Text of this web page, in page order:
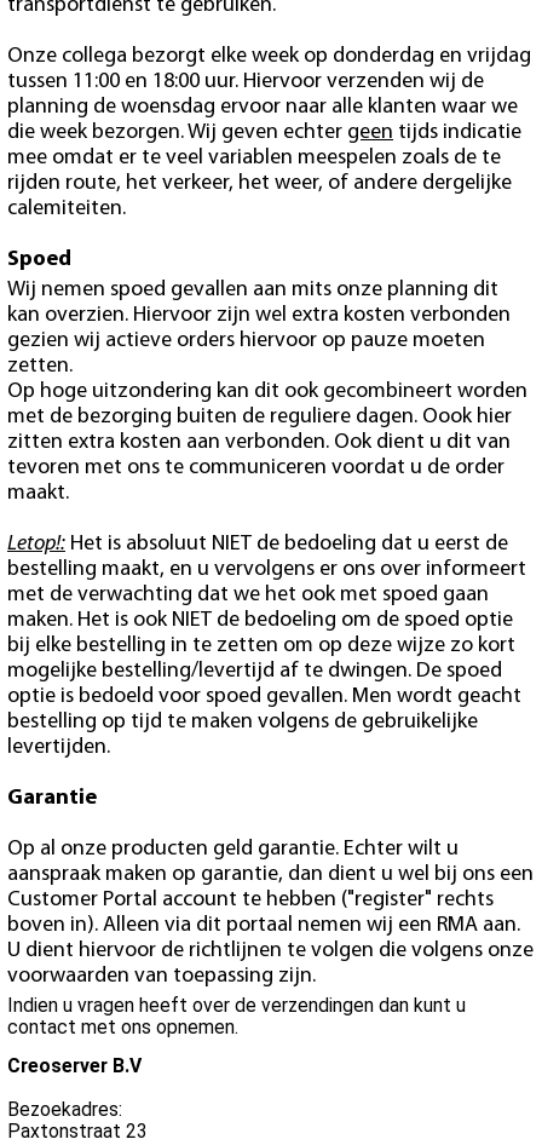
transportdienst te gebruiken.
Onze collega bezorgt elke week op donderdag en vrijdag
tussen 11:00 en 18:00 uur. Hiervoor verzenden wij de
planning de woensdag ervoor naar alle klanten waar we
die week bezorgen. Wij geven echter geen tijds indicatie
mee omdat er te veel variablen meespelen zoals de te
rijden route, het verkeer, het weer, of andere dergelijke
calemiteiten.
Spoed
Wij nemen spoed gevallen aan mits onze planning dit
kan overzien. Hiervoor zijn wel extra kosten verbonden
gezien wij actieve orders hiervoor op pauze moeten
zetten.
Op hoge uitzondering kan dit ook gecombineert worden
met de bezorging buiten de reguliere dagen. Oook hier
zitten extra kosten aan verbonden. Ook dient u dit van
tevoren met ons te communiceren voordat u de order
maakt.
Letop!: Het is absoluut NIET de bedoeling dat u eerst de
bestelling maakt, en u vervolgens er ons over informeert
met de verwachting dat we het ook met spoed gaan
maken. Het is ook NIET de bedoeling om de spoed optie
bij elke bestelling in te zetten om op deze wijze zo kort
mogelijke bestelling/levertijd af te dwingen. De spoed
optie is bedoeld voor spoed gevallen. Men wordt geacht
bestelling op tijd te maken volgens de gebruikelijke
levertijden.
Garantie
Op al onze producten geld garantie. Echter wilt u
aanspraak maken op garantie, dan dient u wel bij ons een
Customer Portal account te hebben ("register" rechts
boven in). Alleen via dit portaal nemen wij een RMA aan.
U dient hiervoor de richtlijnen te volgen die volgens onze
voorwaarden van toepassing zijn.
Indien u vragen heeft over de verzendingen dan kunt u
contact met ons opnemen.
Creoserver B.V
Bezoekadres:
Paxtonstraat 23